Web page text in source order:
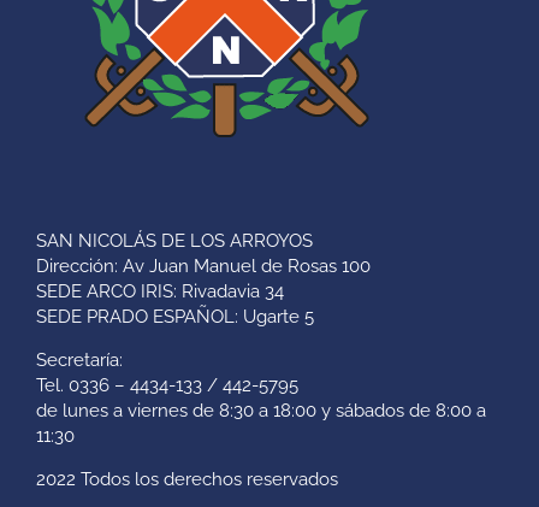
SAN NICOLÁS DE LOS ARROYOS
Dirección: Av Juan Manuel de Rosas 100
SEDE ARCO IRIS: Rivadavia 34
SEDE PRADO ESPAÑOL: Ugarte 5
Secretaría:
Tel. 0336 – 4434-133 / 442-5795
de lunes a viernes de 8:30 a 18:00 y sábados de 8:00 a
11:30
2022 Todos los derechos reservados